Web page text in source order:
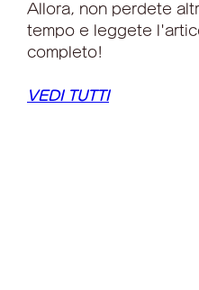
Allora, non perdete
tempo e leggete
completo!
VEDI TUTTI